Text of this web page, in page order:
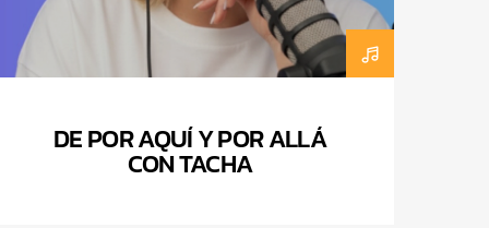
DE POR AQUÍ Y POR ALLÁ
CON TACHA